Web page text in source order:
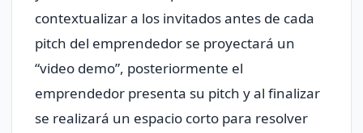
contextualizar a los invitados antes de cada
pitch del emprendedor se proyectará un
“video demo”, posteriormente el
emprendedor presenta su pitch y al finalizar
se realizará un espacio corto para resolver